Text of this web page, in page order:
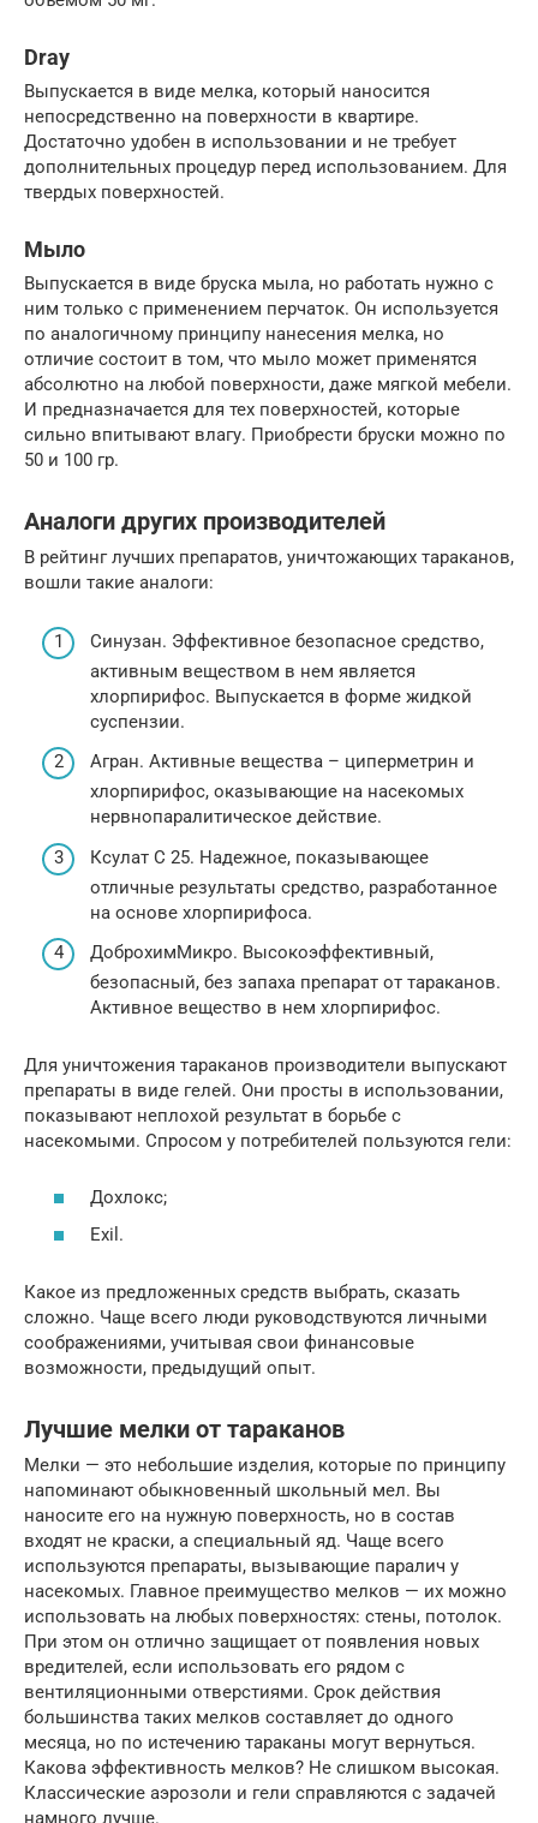
Dray
Выпускается в виде мелка, который наносится
непосредственно на поверхности в квартире.
Достаточно удобен в использовании и не требует
дополнительных процедур перед использованием. Для
твердых поверхностей.
Мыло
Выпускается в виде бруска мыла, но работать нужно с
ним только с применением перчаток. Он используется
по аналогичному принципу нанесения мелка, но
отличие состоит в том, что мыло может применятся
абсолютно на любой поверхности, даже мягкой мебели.
И предназначается для тех поверхностей, которые
сильно впитывают влагу. Приобрести бруски можно по
50 и 100 гр.
Аналоги других производителей
В рейтинг лучших препаратов, уничтожающих тараканов,
вошли такие аналоги:
Синузан. Эффективное безопасное средство,
активным веществом в нем является
хлорпирифос. Выпускается в форме жидкой
суспензии.
Агран. Активные вещества – циперметрин и
хлорпирифос, оказывающие на насекомых
нервнопаралитическое действие.
Ксулат С 25. Надежное, показывающее
отличные результаты средство, разработанное
на основе хлорпирифоса.
ДоброхимМикро. Высокоэффективный,
безопасный, без запаха препарат от тараканов.
Активное вещество в нем хлорпирифос.
Для уничтожения тараканов производители выпускают
препараты в виде гелей. Они просты в использовании,
показывают неплохой результат в борьбе с
насекомыми. Спросом у потребителей пользуются гели:
Дохлокс;
Exil.
Какое из предложенных средств выбрать, сказать
сложно. Чаще всего люди руководствуются личными
соображениями, учитывая свои финансовые
возможности, предыдущий опыт.
Лучшие мелки от тараканов
Мелки — это небольшие изделия, которые по принципу
напоминают обыкновенный школьный мел. Вы
наносите его на нужную поверхность, но в состав
входят не краски, а специальный яд. Чаще всего
используются препараты, вызывающие паралич у
насекомых. Главное преимущество мелков — их можно
использовать на любых поверхностях: стены, потолок.
При этом он отлично защищает от появления новых
вредителей, если использовать его рядом с
вентиляционными отверстиями. Срок действия
большинства таких мелков составляет до одного
месяца, но по истечению тараканы могут вернуться.
Какова эффективность мелков? Не слишком высокая.
Классические аэрозоли и гели справляются с задачей
намного лучше.